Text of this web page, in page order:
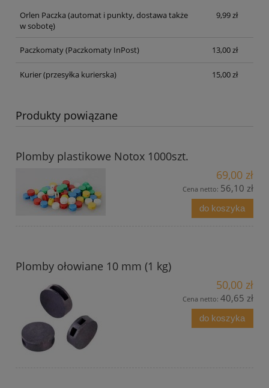
Orlen Paczka (automat i punkty, dostawa także
w sobotę)
9,99 zł
Paczkomaty(Paczkomaty InPost) 13,00 zł
Kurier(przesyłka kurierska) 15,00 zł
Produkty powiązane
Plomby plastikowe Notox 1000szt.
69,00 zł
Cena netto: 56,10 zł
do koszyka
Plomby ołowiane 10 mm (1 kg)
50,00 zł
Cena netto: 40,65 zł
do koszyka